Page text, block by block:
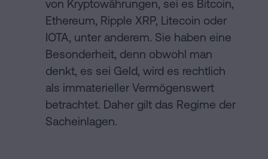
von Kryptowährungen, sei es Bitcoin,
Ethereum, Ripple XRP, Litecoin oder
IOTA, unter anderem. Sie haben eine
Besonderheit, denn obwohl man
denkt, es sei Geld, wird es rechtlich
als immaterieller Vermögenswert
betrachtet. Daher gilt das Regime der
Sacheinlagen.